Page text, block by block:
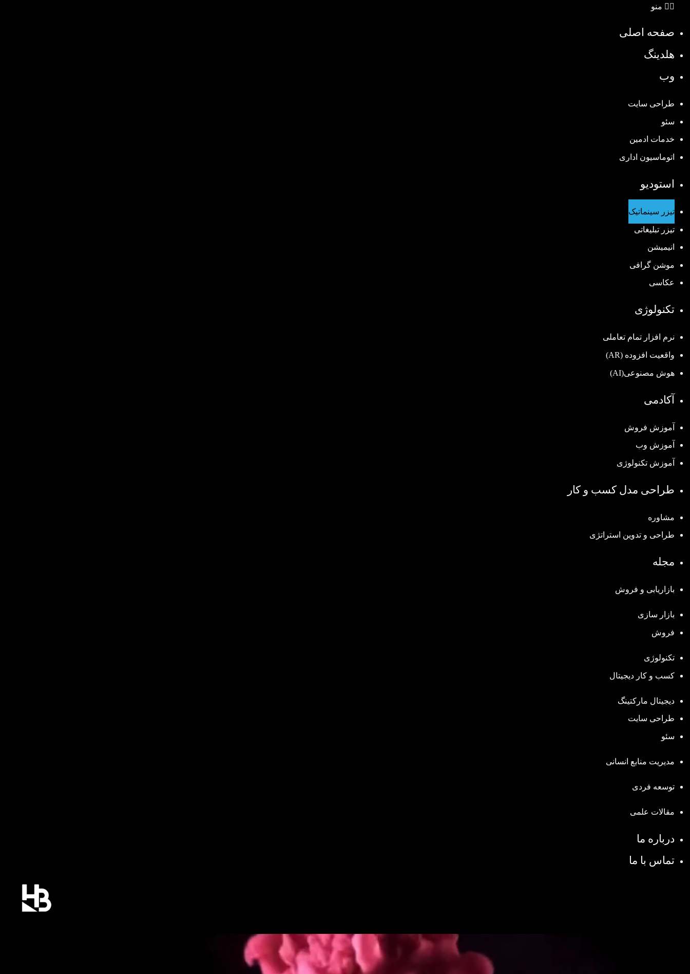
منو
صفحه اصلی
هلدینگ
وب
طراحی سایت
سئو
خدمات ادمین
اتوماسیون اداری
استودیو
تیزر سینماتیک
تیزر تبلیغاتی
انیمیشن
موشن گرافی
عکاسی
تکنولوژی
نرم افزار تمام تعاملی
واقعیت افزوده (AR)
هوش مصنوعی(AI)
آکادمی
آموزش فروش
آموزش وب
آموزش تکنولوژی
طراحی مدل کسب و کار
مشاوره
طراحی و تدوین استراتژی
مجله
بازاریابی و فروش
بازار سازی
فروش
تکنولوژی
کسب و کار دیجیتال
دیجیتال مارکتینگ
طراحی سایت
سئو
مدیریت منابع انسانی
توسعه فردی
مقالات علمی
درباره ما
تماس با ما